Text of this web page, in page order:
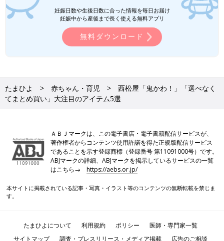
妊娠日数や生後日数に合った情報を毎日お届け
妊娠中から産後まで長く使える無料アプリ
無料ダウンロード
たまひよ 赤ちゃん・育児
西松屋「鬼かわ！」「選べなく
てまとめ買い」大注目のアイテム5選
ＡＢＪマークは、この電子書店・電子書籍配信サービスが、
著作権者からコンテンツ使用許諾を得た正規版配信サービス
であることを示す登録商標（登録番号 第11091000号）です。
ABJマークの詳細、ABJマークを掲示しているサービスの一覧
はこちら→https://aebs.or.jp/
本サイトに掲載されている記事・写真・イラスト等のコンテンツの無断転載を禁じま
す。
たまひよについて 利用規約 ポリシー
医師・専門家一覧
サイトマップ
調査・プレスリリース・メディア掲載 広告のご相談